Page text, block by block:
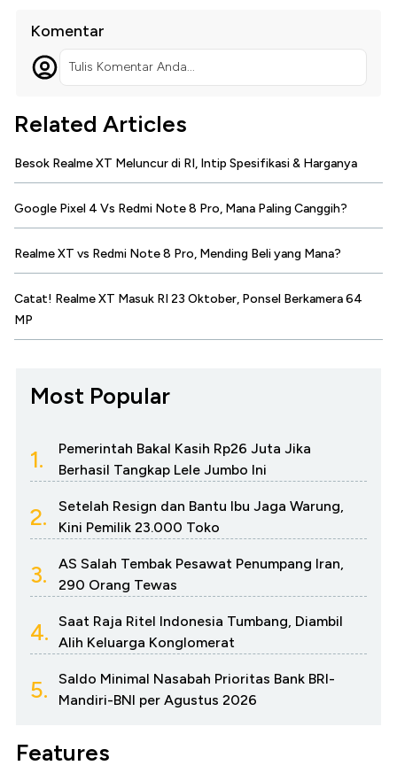
Komentar
Tulis Komentar Anda...
Related Articles
Besok Realme XT Meluncur di RI, Intip Spesifikasi & Harganya
Google Pixel 4 Vs Redmi Note 8 Pro, Mana Paling Canggih?
Realme XT vs Redmi Note 8 Pro, Mending Beli yang Mana?
Catat! Realme XT Masuk RI 23 Oktober, Ponsel Berkamera 64
MP
Most Popular
1.
Pemerintah Bakal Kasih Rp26 Juta Jika
Berhasil Tangkap Lele Jumbo Ini
2.
Setelah Resign dan Bantu Ibu Jaga Warung,
Kini Pemilik 23.000 Toko
3.
AS Salah Tembak Pesawat Penumpang Iran,
290 Orang Tewas
4.
Saat Raja Ritel Indonesia Tumbang, Diambil
Alih Keluarga Konglomerat
5.
Saldo Minimal Nasabah Prioritas Bank BRI-
Mandiri-BNI per Agustus 2026
Features